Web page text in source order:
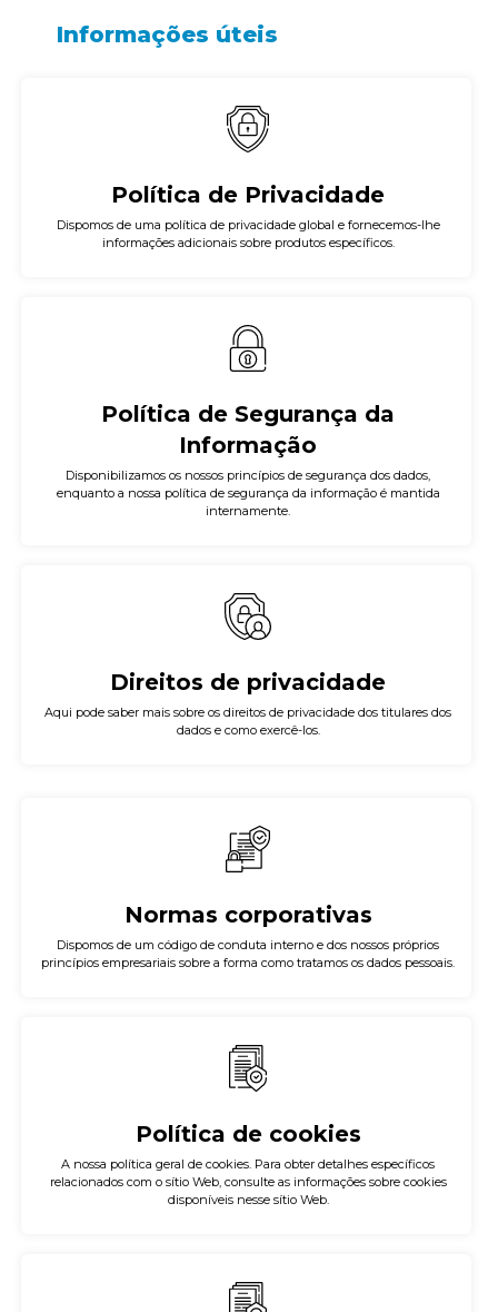
Informações úteis
Política de Privacidade
Dispomos de uma política de privacidade global e fornecemos-lhe
informações adicionais sobre produtos específicos.
Política de Segurança da
Informação
Disponibilizamos os nossos princípios de segurança dos dados,
enquanto a nossa política de segurança da informação é mantida
internamente.
Direitos de privacidade
Aqui pode saber mais sobre os direitos de privacidade dos titulares dos
dados e como exercê-los.
Normas corporativas
Dispomos de um código de conduta interno e dos nossos próprios
princípios empresariais sobre a forma como tratamos os dados pessoais.
Política de cookies
A nossa política geral de cookies. Para obter detalhes específicos
relacionados com o sítio Web, consulte as informações sobre cookies
disponíveis nesse sítio Web.